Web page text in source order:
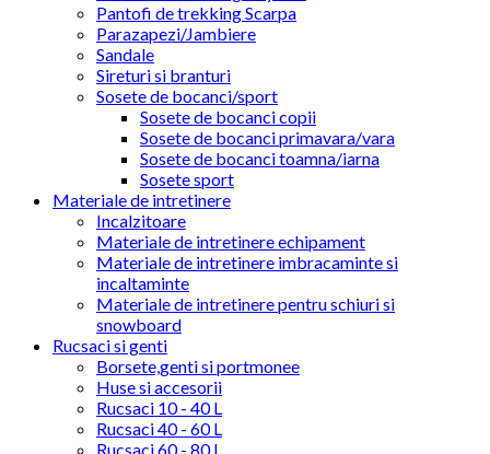
Pantofi de trekking Scarpa
Parazapezi/Jambiere
Sandale
Sireturi si branturi
Sosete de bocanci/sport
Sosete de bocanci copii
Sosete de bocanci primavara/vara
Sosete de bocanci toamna/iarna
Sosete sport
Materiale de intretinere
Incalzitoare
Materiale de intretinere echipament
Materiale de intretinere imbracaminte si
incaltaminte
Materiale de intretinere pentru schiuri si
snowboard
Rucsaci si genti
Borsete,genti si portmonee
Huse si accesorii
Rucsaci 10 - 40 L
Rucsaci 40 - 60 L
Rucsaci 60 - 80 L